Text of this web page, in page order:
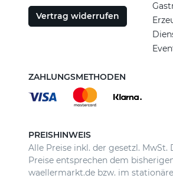
Vertrag widerrufen
ZAHLUNGSMETHODEN
PREISHINWEIS
Alle Preise inkl. der gesetzl.
Preise entsprechen dem
waellermarkt.de bzw. im